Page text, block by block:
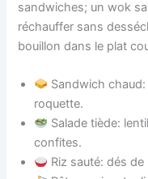
sandwiches; un wok
réchauffer sans
bouillon dans le plat
Sandwich
roquette.
Salade tiède:
confites.
Riz sauté: dés